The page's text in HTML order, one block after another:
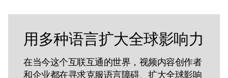
用多种语言扩大全球影响力
在当今这个互联互通的世界，视频内容创作者
和企业都在寻求克服语言障碍、扩大全球影响